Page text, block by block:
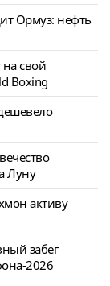
Ормуз: нефть
на свой
Boxing
Луну
активу
забег
2026